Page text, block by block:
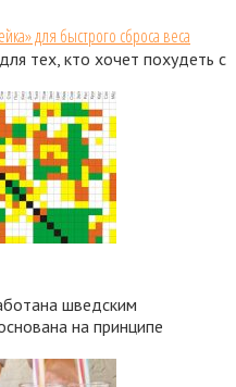
для быстрого сброса веса
тех, кто хочет похудеть с
шведским
на принципе